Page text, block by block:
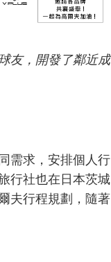
友，開發了鄰近成
需求，安排個人行
行社也在日本茨城
夫行程規劃，隨著